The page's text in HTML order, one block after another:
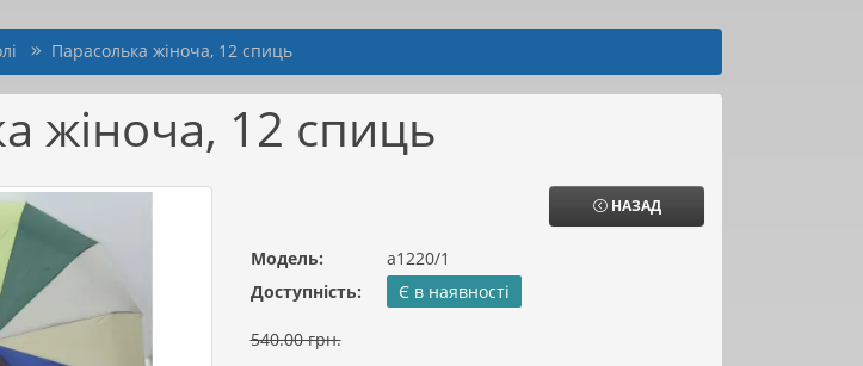
Парасолька жіноча, 12 спиць
жіноча, 12 спиць
НАЗАД
Модель:
а1220/1
Доступність:
Є в наявності
540.00 грн.